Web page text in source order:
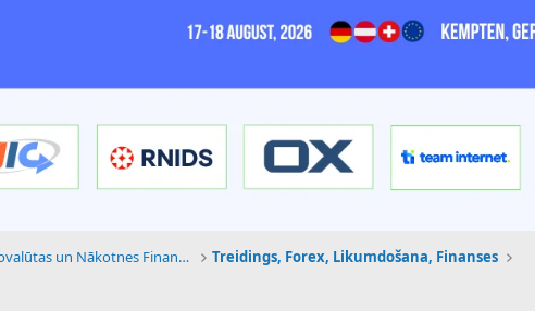
Tehnoloģijas, Kriptovalūtas un Nākotnes Finanses Treidings, Forex, Likumdošana, Finanses